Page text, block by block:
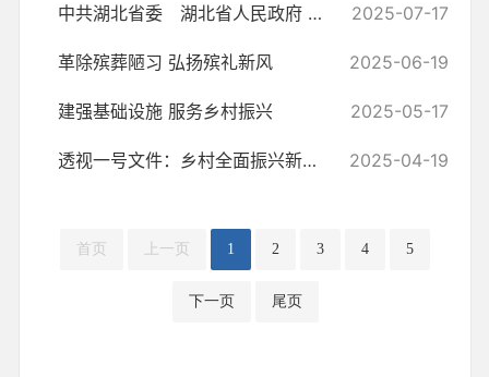
中共湖北省委 湖北省人民政府 关于进一步深化农村改革扎实推进乡村全... 2025-07-17
革除殡葬陋习 弘扬殡礼新风 2025-06-19
建强基础设施 服务乡村振兴 2025-05-17
透视一号文件：乡村全面振兴新方略 2025-04-19
首页 上一页 1 2 3 4 5
下一页 尾页